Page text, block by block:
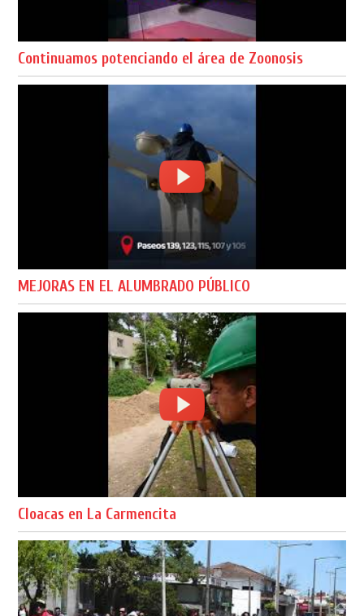
Continuamos potenciando el área de Zoonosis
MEJORAS EN EL ALUMBRADO PÚBLICO
Cloacas en La Carmencita